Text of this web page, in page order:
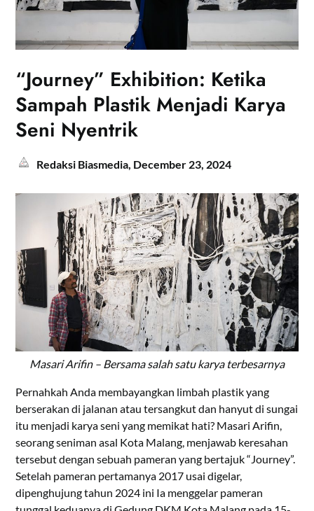
“Journey” Exhibition: Ketika
Sampah Plastik Menjadi Karya
Seni Nyentrik
Redaksi Biasmedia, December 23, 2024
Masari Arifin – Bersama salah satu karya terbesarnya
Pernahkah Anda membayangkan limbah plastik yang
berserakan di jalanan atau tersangkut dan hanyut di sungai
itu menjadi karya seni yang memikat hati? Masari Arifin,
seorang seniman asal Kota Malang, menjawab keresahan
tersebut dengan sebuah pameran yang bertajuk “Journey”.
Setelah pameran pertamanya 2017 usai digelar,
dipenghujung tahun 2024 ini Ia menggelar pameran